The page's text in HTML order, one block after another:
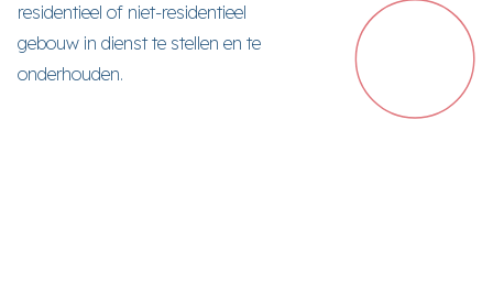
residentieel of niet-residentieel
gebouw in dienst te stellen en te
onderhouden.